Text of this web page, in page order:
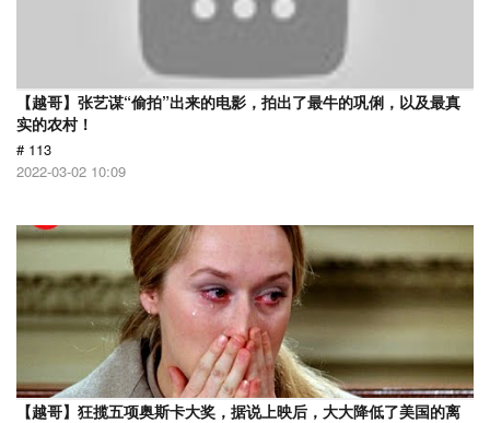
【越哥】张艺谋“偷拍”出来的电影，拍出了最牛的巩俐，以及最真
实的农村！
# 113
2022-03-02 10:09
【越哥】狂揽五项奥斯卡大奖，据说上映后，大大降低了美国的离